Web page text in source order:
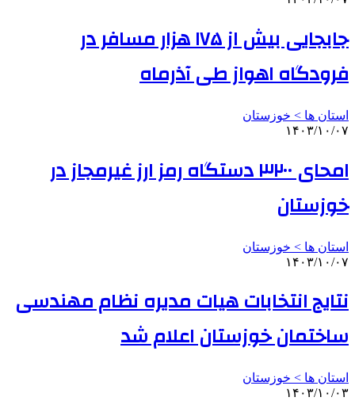
جابجایی بیش از ۱۷۵ هزار مسافر در
فرودگاه اهواز طی آذرماه
استان ها > خوزستان
۱۴۰۳/۱۰/۰۷
امحای ۳۲۰۰ دستگاه رمز ارز غیرمجاز در
خوزستان
استان ها > خوزستان
۱۴۰۳/۱۰/۰۷
نتایج انتخابات هیات مدیره نظام مهندسی
ساختمان خوزستان اعلام شد
استان ها > خوزستان
۱۴۰۳/۱۰/۰۳